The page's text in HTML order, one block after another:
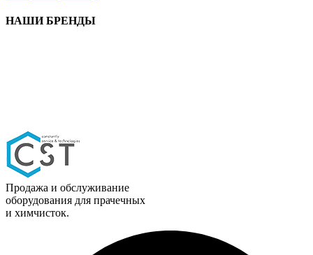
НАШИ БРЕНДЫ
Продажа и обслуживание
оборудования для прачечных
и химчисток.